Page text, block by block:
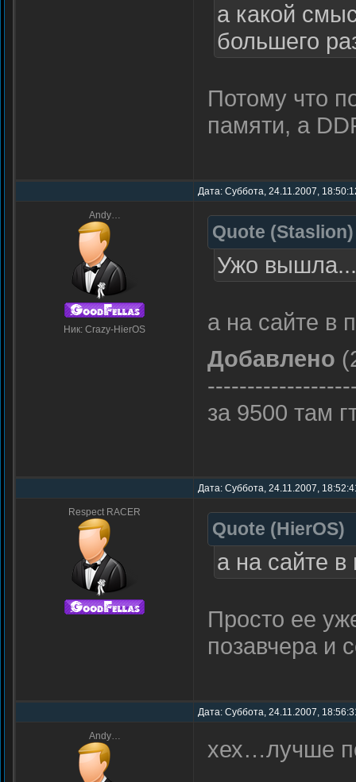
а какой
большего
Потому что
памяти, а
Дата: Суббота, 24.11.2007,
Andy…
Ник: Crazy-HierOS
Quote (Staslion)
Ужо
а на сайте в
Добавлено
за 9500 там
Дата: Суббота, 24.11.2007,
Respect RACER
Quote (HierOS)
а на сайте в
Просто ее
позавчера и
Дата: Суббота, 24.11.2007,
Andy… хех…лучше